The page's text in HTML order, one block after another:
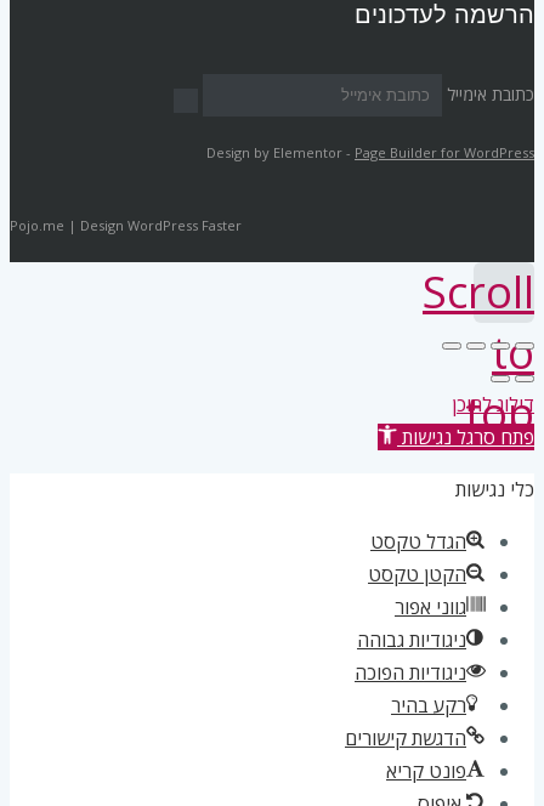
הרשמה לעדכונים
כתובת אימייל
Design by Elementor - Page Builder for WordPress
Pojo.me | Design WordPress Faster
Scroll
to
top
דילוג לתוכן
פתח סרגל נגישות
כלי נגישות
הגדל טקסט
הקטן טקסט
גווני אפור
ניגודיות גבוהה
ניגודיות הפוכה
רקע בהיר
הדגשת קישורים
פונט קריא